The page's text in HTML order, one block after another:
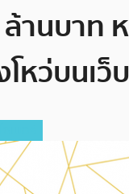
ล้านบาท
หว่บนเว็บ